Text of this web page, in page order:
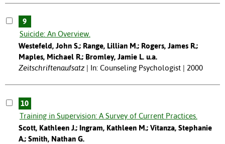
9
Suicide: An Overview.
Westefeld, John S.; Range, Lillian M.; Rogers, James R.;
Maples, Michael R.; Bromley, Jamie L. u.a.
Zeitschriftenaufsatz
In: Counseling Psychologist | 2000
10
Training in Supervision: A Survey of Current Practices.
Scott, Kathleen J.; Ingram, Kathleen M.; Vitanza, Stephanie
A.; Smith, Nathan G.